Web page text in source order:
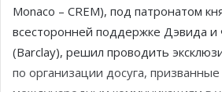
Monaco – CREM), под патронатом
всесторонней поддержке Дэвида
(Barclay), решил проводить
по организации досуга, призванные